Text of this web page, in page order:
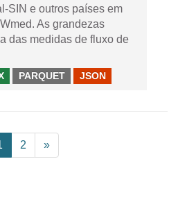
SIN e outros países em
As grandezas
das medidas de fluxo de
PARQUET JSON
2 »